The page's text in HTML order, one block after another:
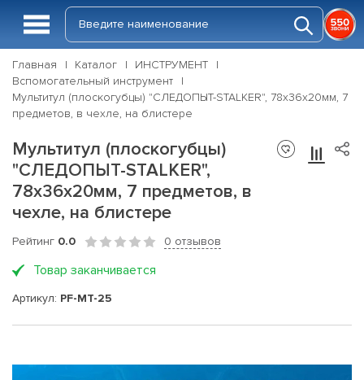
Главная Каталог
ИНСТРУМЕНТ
Вспомогательный инструмент
Мультитул (плоскогубцы) "СЛЕДОПЫТ-STALKER", 78х36х20мм, 7
предметов, в чехле, на блистере
Мультитул (плоскогубцы)
"СЛЕДОПЫТ-STALKER",
78х36х20мм, 7 предметов, в
чехле, на блистере
Рейтинг 0.0 0 отзывов
Товар заканчивается
Артикул: PF-MT-25